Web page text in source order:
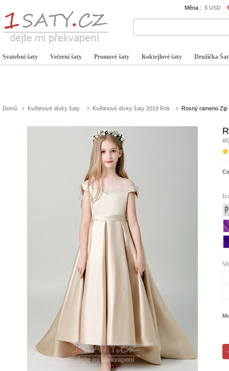
Měna : $ USD
Svatební šaty Večerní šaty Promové šaty Koktejlové šaty Družička
Domů Květinové dívky šaty Květinové dívky šaty 2019 Rok Rosný rameno